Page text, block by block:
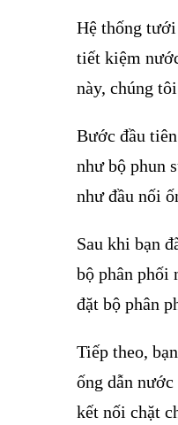
Hệ thống
tiết kiệm
này, chúng
Bước đầu
như bộ phun
như đầu nối
Sau khi bạn
bộ phân phối
đặt bộ phân
Tiếp theo,
ống dẫn
kết nối chặt